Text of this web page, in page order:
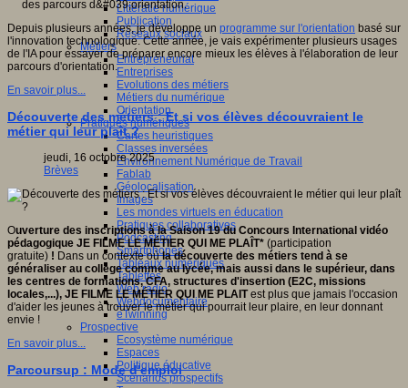
Littératie numérique
Publication
Réseaux sociaux
Métiers
Entrepreneuriat
Entreprises
Evolutions des métiers
Métiers du numérique
Orientation
Pratiques numériques
Cartes heuristiques
Classes inversées
Environnement Numérique de Travail
Fablab
Géolocalisation
Images
Les mondes virtuels en éducation
Pratiques collaboratives
Podcasting
Smartphones
Tableaux numériques
Tablettes
Web radio
Webdocumentaire
eTwinning
Prospective
Ecosystème numérique
Espaces
Politique éducative
Scénarios prospectifs
Depuis plusieurs années, je développe un programme sur l'orientation basé sur
l'innovation technologique. Cette année, je vais expérimenter plusieurs usages
de l'IA pour essayer de préparer encore mieux les élèves à l'élaboration de leur
parcours d'orientation.
En savoir plus...
Découverte des métiers : Et si vos élèves découvraient le
métier qui leur plaît ?
jeudi, 16 octobre 2025
Brèves
Ouverture des inscriptions à la Saison 19 du Concours International vidéo
pédagogique JE FILME LE MÉTIER QUI ME PLAÎT* (participation
gratuite) ! Dans un contexte oùla découverte des métiers tend à se
généraliser au collège comme au lycée, mais aussi dans le supérieur, dans
les centres de formations, CFA, structures d'insertion (E2C, missions
locales,...), JE FILME LE MÉTIER QUI
ME PLAITest plus que jamais l'occasion
d'aider les jeunes à trouver le métier qui pourrait leur plaire, en leur donnant
envie !
En savoir plus...
Parcoursup : Mode d'emploi